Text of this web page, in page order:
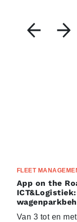
FLEET
App on the
Van 3 tot en